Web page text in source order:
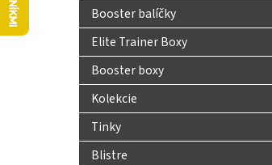
Booster balíčky
Elite Trainer Boxy
Booster boxy
Kolekcie
Tinky
Blistre